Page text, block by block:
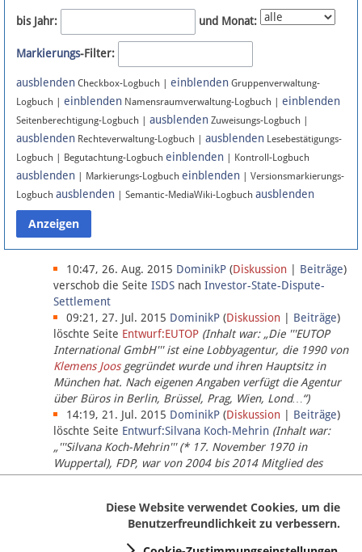
Newsletter
Bluesky
Facebook
Instagram
Anmelden
Datenschutz
Über Lobbypedia
Impressum
bis Jahr: und Monat:
Markierungs-Filter:
ausblenden Checkbox-Logbuch | einblenden Gruppenverwaltung-
Logbuch | einblenden Namensraumverwaltung-Logbuch | einblenden
Seitenberechtigung-Logbuch | ausblenden Zuweisungs-Logbuch |
ausblenden Rechteverwaltung-Logbuch | ausblenden Lesebestätigungs-
Logbuch | Begutachtung-Logbuch einblenden | Kontroll-Logbuch
ausblenden | Markierungs-Logbuch einblenden | Versionsmarkierungs-
Logbuch ausblenden | Semantic-MediaWiki-Logbuch ausblenden
10:47, 26. Aug. 2015 DominikP (Diskussion Beiträge)
verschob die Seite ISDS nach Investor-State-Dispute-
Settlement
09:21, 27. Jul. 2015 DominikP (Diskussion Beiträge)
löschte Seite Entwurf:EUTOP (Inhalt war: „Die '''EUTOP
International GmbH''' ist eine Lobbyagentur, die 1990 von
Klemens Joosgegründet wurde und ihren Hauptsitz in
München hat. Nach eigenen Angaben verfügt die Agentur
über Büros in Berlin, Brüssel, Prag, Wien, Lond…“)
14:19, 21. Jul. 2015 DominikP (Diskussion Beiträge)
löschte Seite Entwurf:Silvana Koch-Mehrin (Inhalt war:
„'''Silvana Koch-Mehrin''' (* 17. November 1970 in
Wuppertal), FDP, war von 2004 bis 2014 Mitglied des
Europäischen Parlaments, seit November 2014 ist sie für
Diese Website verwendet Cookies, um die
Benutzerfreundlichkeit zu verbessern.